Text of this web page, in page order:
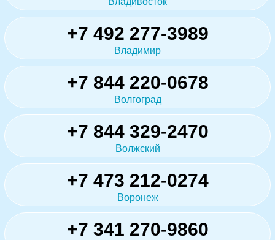
+7 492 277-3989
Владимир
+7 844 220-0678
Волгоград
+7 844 329-2470
Волжский
+7 473 212-0274
Воронеж
+7 341 270-9860